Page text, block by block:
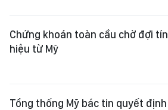
Chứng khoán toàn cầu chờ đợi tín
hiệu từ Mỹ
Tổng thống Mỹ bác tin quyết định